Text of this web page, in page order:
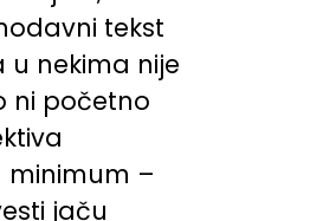
tekst
u nekima nije
ni početno
–
jaču